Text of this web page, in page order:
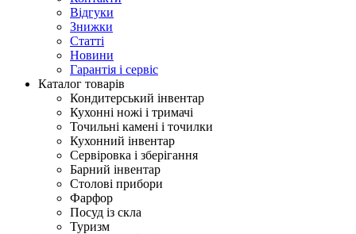
Відгуки
Знижки
Статті
Новини
Гарантія і сервіс
Каталог товарів
Кондитерський інвентар
Кухонні ножі і тримачі
Точильні камені і точилки
Кухонний інвентар
Сервіровка і зберігання
Барний інвентар
Столові прибори
Фарфор
Посуд із скла
Туризм